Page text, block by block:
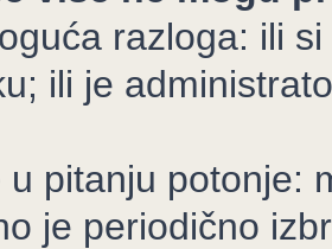
razloga: ili
ili je
u pitanju potonje:
je periodično